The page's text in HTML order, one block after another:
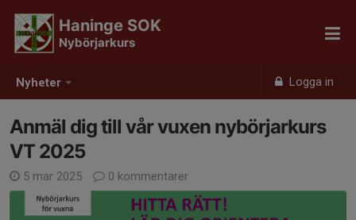
Nyheter Logga in
Haninge SOK
Nybörjarkurs
Anmäl dig till vår vuxen nybörjarkurs
VT 2025
5 mar 2025 0 kommentarer